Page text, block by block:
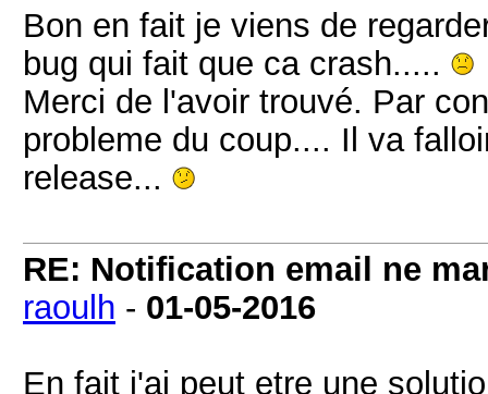
Bon en fait je viens de
bug qui fait que ca crash.....
Merci de l'avoir trouvé. Par
probleme du coup.... Il va
release...
RE: Notification email ne
raoulh - 01-05-2016
En fait j'ai peut etre une